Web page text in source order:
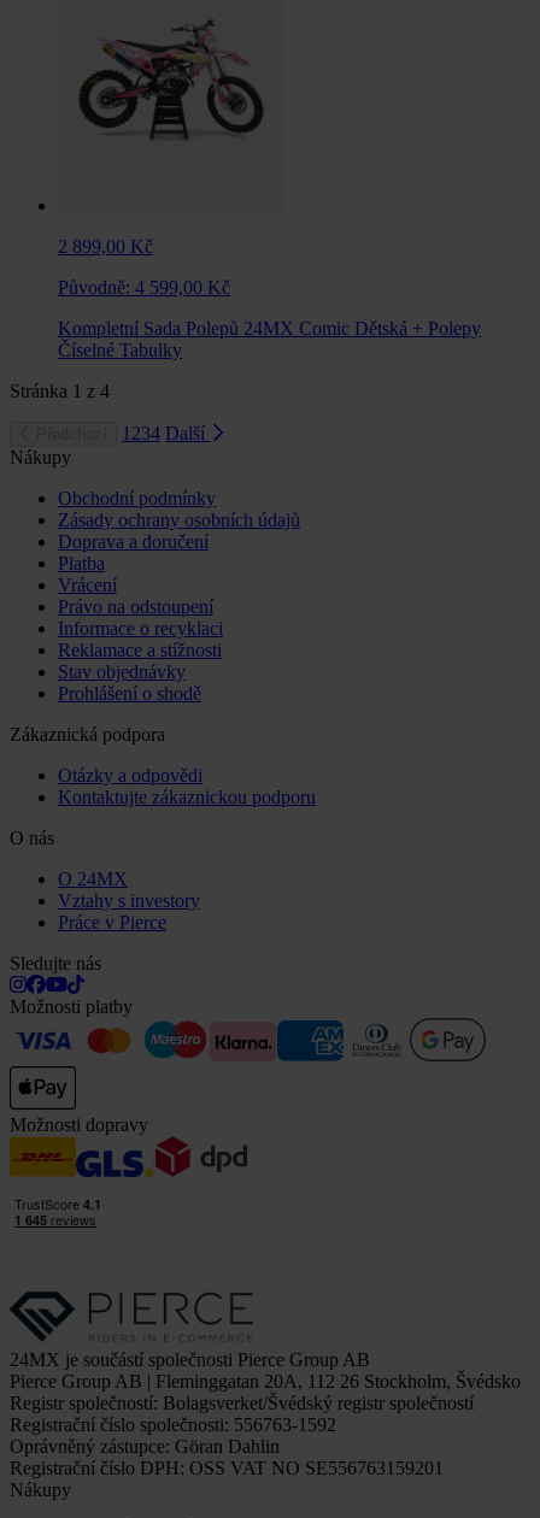
2 899,00 Kč
Původně: 4 599,00 Kč
Kompletní Sada Polepů 24MX Comic Dětská + Polepy
Číselné Tabulky
Stránka 1 z 4
1 234 Další
Nákupy
Obchodní podmínky
Zásady ochrany osobních údajů
Doprava a doručení
Platba
Vrácení
Právo na odstoupení
Informace o recyklaci
Reklamace a stížnosti
Stav objednávky
Prohlášení o shodě
Zákaznická podpora
Otázky a odpovědi
Kontaktujte zákaznickou podporu
O nás
O 24MX
Vztahy s investory
Práce v Pierce
Sledujte nás
Možnosti platby
Možnosti dopravy
24MX je součástí společnosti Pierce Group AB
Pierce Group AB | Fleminggatan 20A, 112 26 Stockholm, Švédsko
Registr společností: Bolagsverket/Švédský registr společností
Registrační číslo společnosti: 556763-1592
Oprávněný zástupce: Göran Dahlin
Registrační číslo DPH: OSS VAT NO SE556763159201
Nákupy